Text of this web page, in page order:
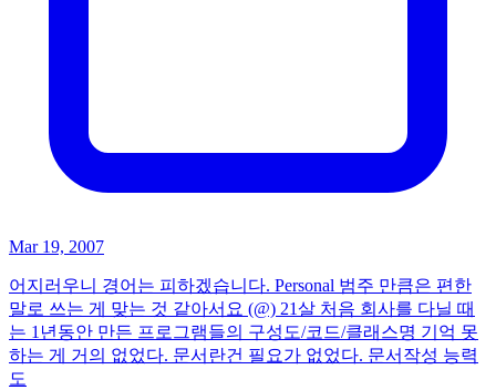
Mar 19, 2007
어지러우니 경어는 피하겠습니다. Personal 범주 만큼은 편한
말로 쓰는 게 맞는 것 같아서요 (@) 21살 처음 회사를 다닐 때
는 1년동안 만든 프로그램들의 구성도/코드/클래스명 기억 못
하는 게 거의 없었다. 문서란건 필요가 없었다. 문서작성 능력
도